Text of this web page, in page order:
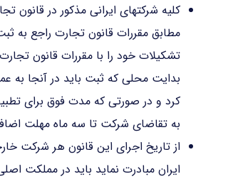
کلیه شرکتهای ایرانی مذکور در قانون
تشکیلات خود را با مقررات قانون
بدایت محلی که ثبت باید در آنجا به
کرد و در صورتی که مدت فوق برای
به تقاضای شرکت تا سه ماه مهلت
از تاریخ اجرای این قانون هر شرکت
ایران مبادرت نماید باید در مملکت